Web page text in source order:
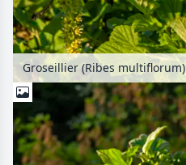
Groseillier (Ribes multiflorum)